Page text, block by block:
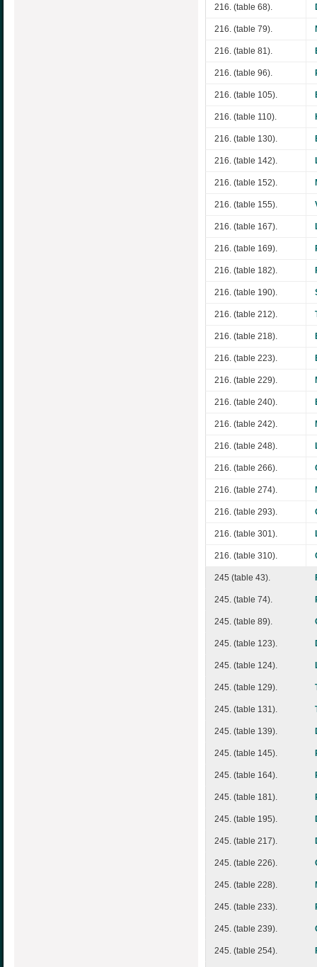
216. (table 68).
216. (table 79).
216. (table 81).
216. (table 96).
216. (table 105).
216. (table 110).
216. (table 130).
216. (table 142).
216. (table 152).
216. (table 155).
216. (table 167).
216. (table 169).
216. (table 182).
216. (table 190).
216. (table 212).
216. (table 218).
216. (table 223).
216. (table 229).
216. (table 240).
216. (table 242).
216. (table 248).
216. (table 266).
216. (table 274).
216. (table 293).
216. (table 301).
216. (table 310).
245 (table 43).
245. (table 74).
245. (table 89).
245. (table 123).
245. (table 124).
245. (table 129).
245. (table 131).
245. (table 139).
245. (table 145).
245. (table 164).
245. (table 181).
245. (table 195).
245. (table 217).
245. (table 226).
245. (table 228).
245. (table 233).
245. (table 239).
245. (table 254).